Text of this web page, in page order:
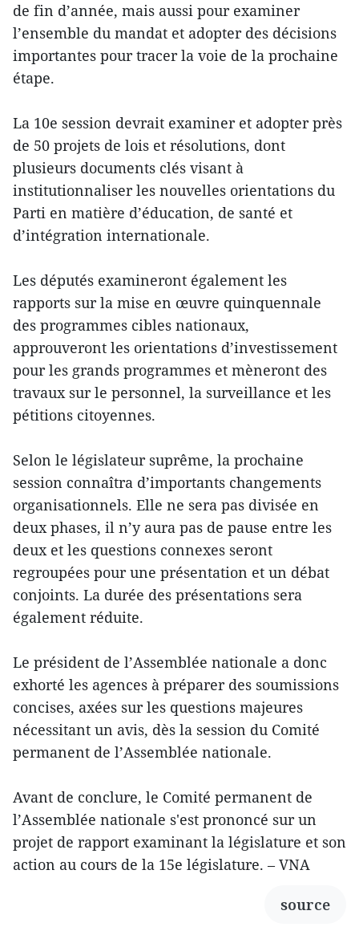
de fin d’année, mais aussi pour examiner
l’ensemble du mandat et adopter des décisions
importantes pour tracer la voie de la prochaine
étape.
La 10e session devrait examiner et adopter près
de 50 projets de lois et résolutions, dont
plusieurs documents clés visant à
institutionnaliser les nouvelles orientations du
Parti en matière d’éducation, de santé et
d’intégration internationale.
Les députés examineront également les
rapports sur la mise en œuvre quinquennale
des programmes cibles nationaux,
approuveront les orientations d’investissement
pour les grands programmes et mèneront des
travaux sur le personnel, la surveillance et les
pétitions citoyennes.
Selon le législateur suprême, la prochaine
session connaîtra d’importants changements
organisationnels. Elle ne sera pas divisée en
deux phases, il n’y aura pas de pause entre les
deux et les questions connexes seront
regroupées pour une présentation et un débat
conjoints. La durée des présentations sera
également réduite.
Le président de l’Assemblée nationale a donc
exhorté les agences à préparer des soumissions
concises, axées sur les questions majeures
nécessitant un avis, dès la session du Comité
permanent de l’Assemblée nationale.
Avant de conclure, le Comité permanent de
l’Assemblée nationale s'est prononcé sur un
projet de rapport examinant la législature et son
action au cours de la 15e législature. – VNA
source